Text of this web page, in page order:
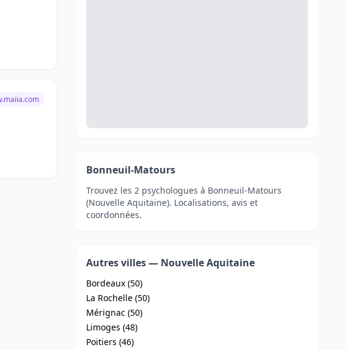
Bonneuil-Matours
Trouvez les 2 psychologues à Bonneuil-Matours
(Nouvelle Aquitaine). Localisations, avis et
coordonnées.
Autres villes — Nouvelle Aquitaine
Bordeaux (50)
La Rochelle (50)
Mérignac (50)
Limoges (48)
Poitiers (46)